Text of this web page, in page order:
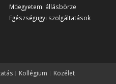
Műegyetemi állásbörze
Egészségügyi szolgáltatások
Kollégium
Közélet